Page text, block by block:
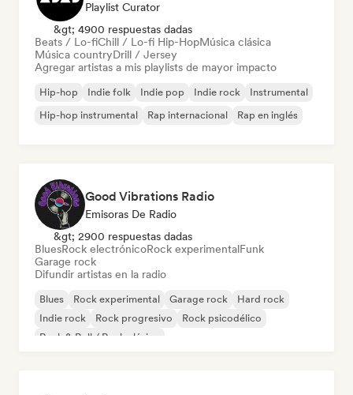
Playlist Curator
&gt; 4900 respuestas dadas
Beats / Lo-fiChill / Lo-fi Hip-HopMúsica clásica
Música countryDrill / Jersey
Agregar artistas a mis playlists de mayor impacto
Hip-hop Indie folk Indie pop Indie rock
Instrumental
Hip-hop instrumental
Rap internacional Rap en inglés
Good Vibrations Radio
Emisoras De Radio
&gt; 2900 respuestas dadas
BluesRock electrónicoRock experimentalFunk
Garage rock
Difundir artistas en la radio
Blues Rock experimental Garage rock
Hard rock
Indie rock
Rock progresivo
Rock psicodélico
Rock & Roll / Rock clásico